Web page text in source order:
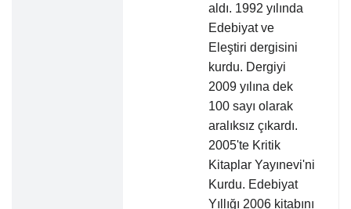
aldı. 1992 yılında
Edebiyat ve
Eleştiri dergisini
kurdu. Dergiyi
2009 yılına dek
100 sayı olarak
aralıksız çıkardı.
2005'te Kritik
Kitaplar Yayınevi'ni
Kurdu. Edebiyat
Yıllığı 2006 kitabını